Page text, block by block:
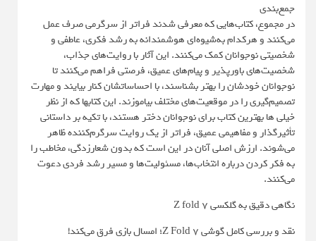
جمع‌بندی
در مجموع، کتاب‌هایی که معرفی شدند فراتر از سرگرمی صرف عمل
می‌کنند و هرکدام به‌شیوه‌ای هوشمندانه به رشد فکری، عاطفی و
شخصیتی نوجوانان کمک می‌کنند. این آثار با روایت‌های جذاب،
شخصیت‌های باورپذیر و پیام‌های عمیق، فرصتی فراهم می‌کنند تا
نوجوانان خودشان را بهتر بشناسند، با احساساتشان کنار بیایند و مهارت
تصمیم‌گیری را در موقعیت‌های مختلف بیاموزند. این کتابها که از نظر
خیلی ها بهترین کتاب برای نوجوانان دختر هستند، با تکیه بر داستانی
تأثیرگذار و مفاهیمی عمیق، فراتر از یک روایت سرگرم‌کننده ظاهر
می‌شوند. ارزش اصلی آنان در این است که بدون شعارزدگی، مخاطب را
به فکر کردن درباره انتخاب‌ها، مسئولیت‌ها و مسیر رشد فردی دعوت
می‌کنند.
نگاهی دقیق به گلکسی Z fold 7
نقد و بررسی کامل گوشی Z Fold 7؛ امسال بازی فرق می‌کند!